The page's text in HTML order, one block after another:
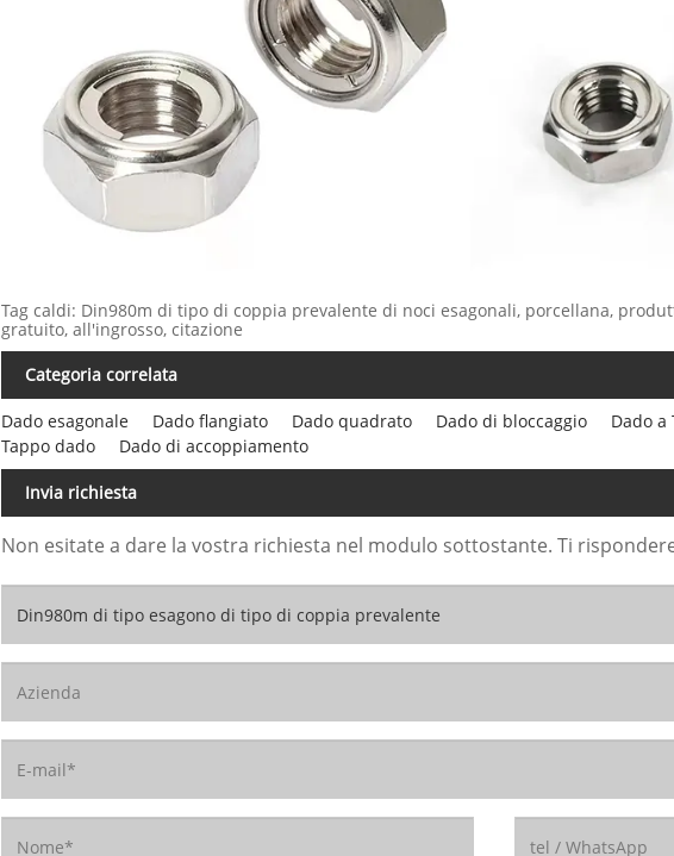
Tag caldi: Din980m di tipo di coppia prevalente di noci esagonali, porcellana,
gratuito, all'ingrosso, citazione
Categoria correlata
Dado esagonale Dado flangiato Dado quadrato Dado di bloccaggio Dado a
Tappo dado
Dado di accoppiamento
Invia richiesta
Non esitate a dare la vostra richiesta nel modulo sottostante. Ti